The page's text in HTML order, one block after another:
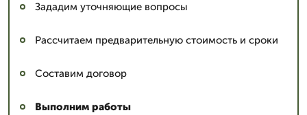
Зададим уточняющие вопросы
Рассчитаем предварительную стоимость и сроки
Составим договор
Выполним работы